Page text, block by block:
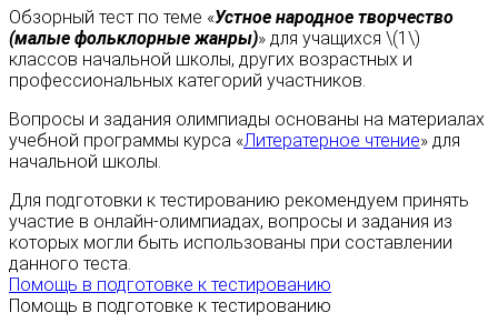
Обзорный тест по теме «Устное народное творчество
(малые фольклорные жанры)» для учащихся \(1\)
классов начальной школы, других возрастных и
профессиональных категорий участников.
Вопросы и задания олимпиады основаны на материалах
учебной программы курса «Литератерное чтение» для
начальной школы.
Для подготовки к тестированию рекомендуем принять
участие в онлайн-олимпиадах, вопросы и задания из
которых могли быть использованы при составлении
данного теста.
Помощь в подготовке к тестированию
Помощь в подготовке к тестированию